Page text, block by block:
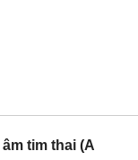
tim thai (A